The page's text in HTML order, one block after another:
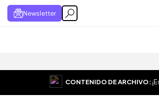
Newsletter
CONTENIDO DE ARCHIVO: